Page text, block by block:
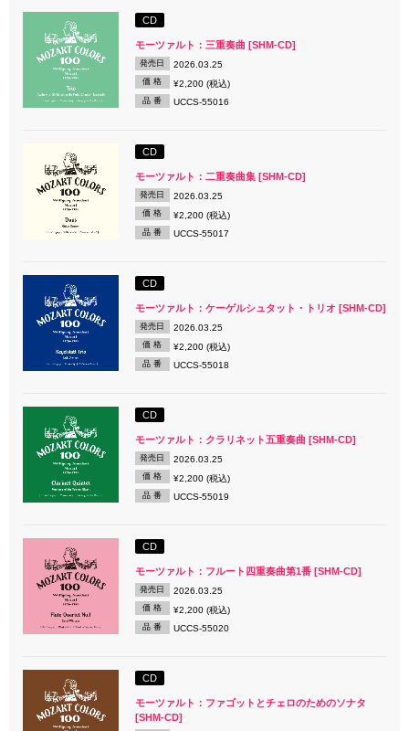
CD
モーツァルト：三重奏曲 [SHM-CD]
発売日 2026.03.25
価 格 ¥2,200 (税込)
品 番 UCCS-55016
CD
モーツァルト：二重奏曲集 [SHM-CD]
発売日 2026.03.25
価 格 ¥2,200 (税込)
品 番 UCCS-55017
CD
モーツァルト：ケーゲルシュタット・トリオ [SHM-CD]
発売日 2026.03.25
価 格 ¥2,200 (税込)
品 番 UCCS-55018
CD
モーツァルト：クラリネット五重奏曲 [SHM-CD]
発売日 2026.03.25
価 格 ¥2,200 (税込)
品 番 UCCS-55019
CD
モーツァルト：フルート四重奏曲第1番 [SHM-CD]
発売日 2026.03.25
価 格 ¥2,200 (税込)
品 番 UCCS-55020
CD
モーツァルト：ファゴットとチェロのためのソナタ
[SHM-CD]